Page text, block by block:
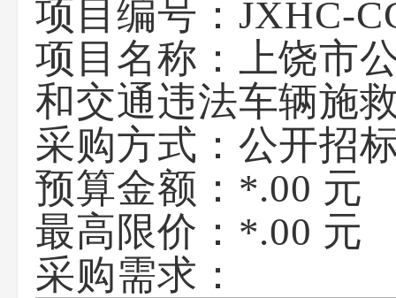
项目编号：JXHC-
项目名称：上饶市
和交通违法车辆施
采购方式：公开招
预算金额：*.00 元
最高限价：*.00 元
采购需求：